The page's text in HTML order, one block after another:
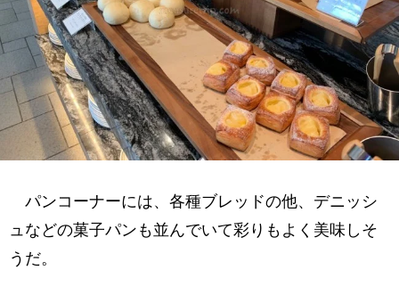
パンコーナーには、各種ブレッドの他、デニッシ
ュなどの菓子パンも並んでいて彩りもよく美味しそ
うだ。